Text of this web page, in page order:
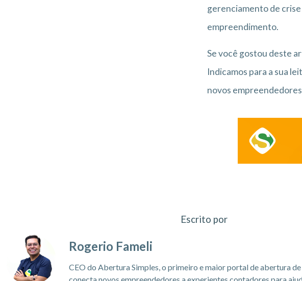
gerenciamento de crise
empreendimento.
Se você gostou deste
Indicamos para a sua
novos
Escrito por
Rogerio Fameli
CEO do Abertura Simples, o primeiro e maior portal de abertura